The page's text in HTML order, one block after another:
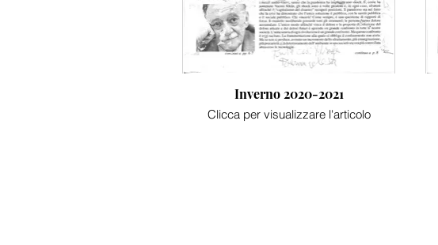
Inverno 2020-2021
Clicca per visualizzare l'articolo